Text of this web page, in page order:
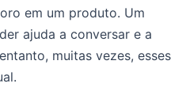
em um produto. Um
ajuda a conversar e a
muitas vezes, esses